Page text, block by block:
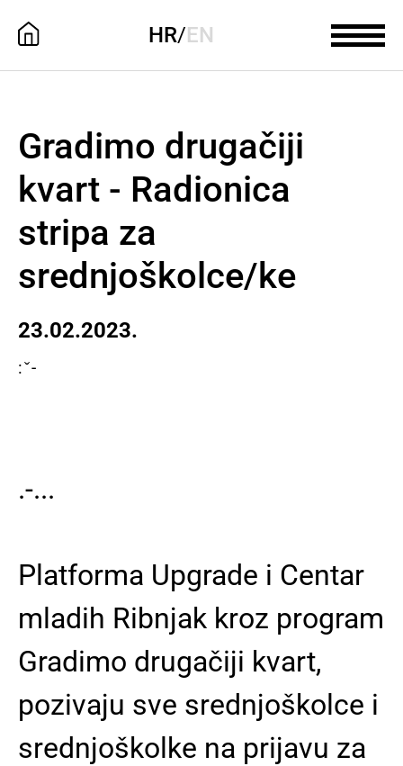
HR/EN
Gradimo drugačiji
kvart - Radionica
stripa za
srednjoškolce/ke
23.02.2023.
: ̌ -
.-...
Platforma Upgrade i Centar
mladih Ribnjak kroz program
Gradimo drugačiji kvart,
pozivaju sve srednjoškolce i
srednjoškolke na prijavu za